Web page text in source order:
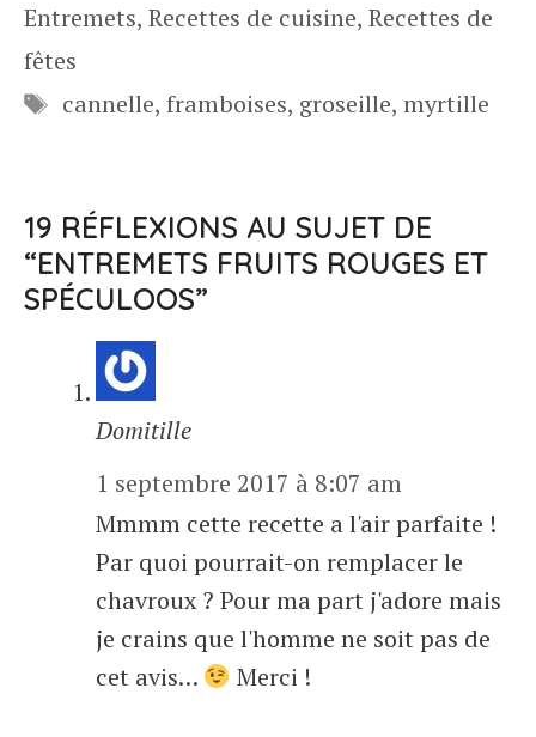
Entremets, Recettes de cuisine, Recettes de
fêtes
Étiquettes
cannelle, framboises, groseille, myrtille
19 RÉFLEXIONS AU SUJET DE
“ENTREMETS FRUITS ROUGES ET
SPÉCULOOS”
Domitille
1 septembre 2017 à 8:07 am
Mmmm cette recette a l'air parfaite !
Par quoi pourrait-on remplacer le
chavroux ? Pour ma part j'adore mais
je crains que l'homme ne soit pas de
cet avis…
Merci !